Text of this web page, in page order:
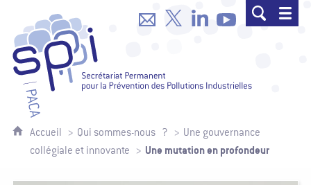
SPPPI Paca - Secrétariat
Accueil Qui sommes-nous ?
Une gouvernance
collégiale et innovante
Une mutation en profondeur